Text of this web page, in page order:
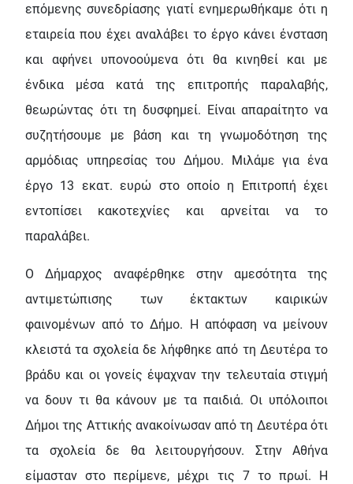
επόμενης συνεδρίασης γιατί ενημερωθήκαμε ότι η
εταιρεία που έχει αναλάβει το έργο κάνει ένσταση
και αφήνει υπονοούμενα ότι θα κινηθεί και με
ένδικα μέσα κατά της επιτροπής παραλαβής,
θεωρώντας ότι τη δυσφημεί. Είναι απαραίτητο να
συζητήσουμε με βάση και τη γνωμοδότηση της
αρμόδιας υπηρεσίας του Δήμου. Μιλάμε για ένα
έργο 13 εκατ. ευρώ στο οποίο η Επιτροπή έχει
εντοπίσει κακοτεχνίες και αρνείται να το
παραλάβει.
Ο Δήμαρχος αναφέρθηκε στην αμεσότητα της
αντιμετώπισης των έκτακτων καιρικών
φαινομένων από το Δήμο. Η απόφαση να μείνουν
κλειστά τα σχολεία δε λήφθηκε από τη Δευτέρα το
βράδυ και οι γονείς έψαχναν την τελευταία στιγμή
να δουν τι θα κάνουν με τα παιδιά. Οι υπόλοιποι
Δήμοι της Αττικής ανακοίνωσαν από τη Δευτέρα ότι
τα σχολεία δε θα λειτουργήσουν. Στην Αθήνα
είμασταν στο περίμενε, μέχρι τις 7 το πρωί. Η